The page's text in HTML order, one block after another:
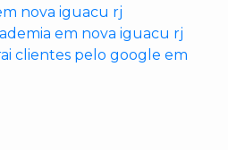
nova iguacu rj
em nova iguacu rj
clientes pelo google em